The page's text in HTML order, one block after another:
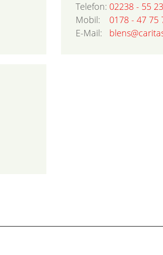
Telefon: 02238 - 55
Mobil:
0178 - 47 75
E-Mail: